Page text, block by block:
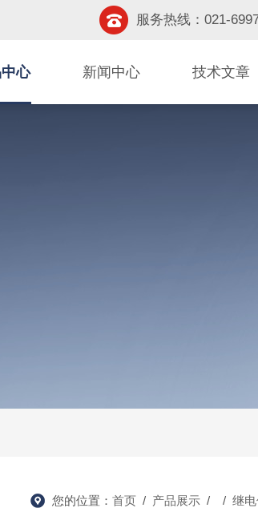
服务热线：021-
心 新闻中心 技术文章
您的位置： 首页 / 产品展示 / / 继